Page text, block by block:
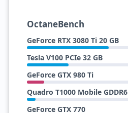
OctaneBench
GeForce RTX 3080 Ti 20 GB
Tesla V100 PCIe 32 GB
GeForce GTX 980 Ti
Quadro T1000 Mobile GDDR6
GeForce GTX 770